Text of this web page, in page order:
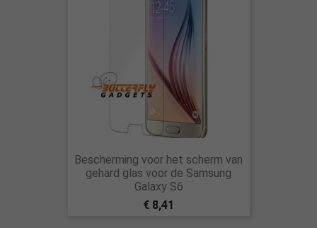
Bescherming voor het scherm van
gehard glas voor de Samsung
Galaxy S6
€ 8,41